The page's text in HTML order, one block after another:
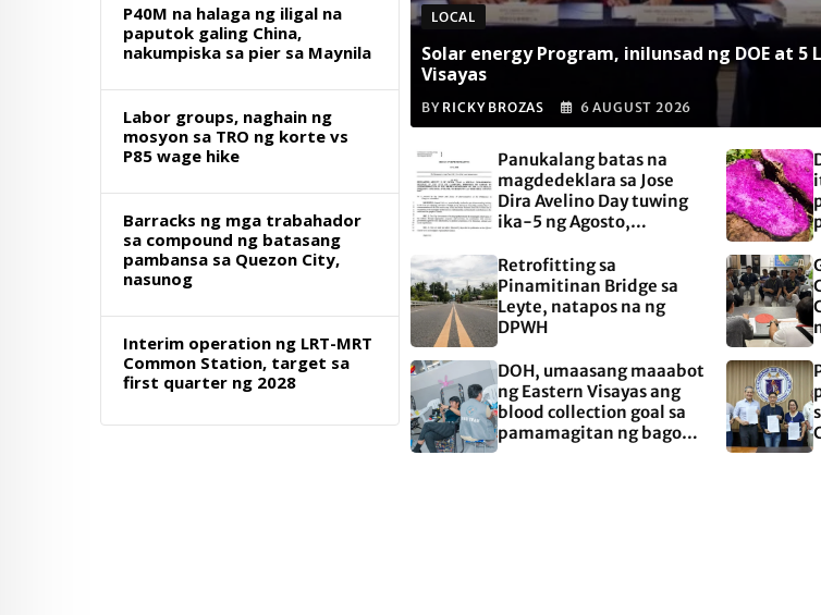
P40M na halaga ng iligal na
paputok galing China,
nakumpiska sa pier sa Maynila
Labor groups, naghain ng
mosyon sa TRO ng korte vs
P85 wage hike
Barracks ng mga trabahador
sa compound ng batasang
pambansa sa Quezon City,
nasunog
Interim operation ng LRT-MRT
Common Station, target sa
first quarter ng 2028
LOCAL
Solar energy Program, inilunsad ng DOE at 5
Visayas
BY RICKY BROZAS 6 AUGUST 2026
Panukalang batas na
magdedeklara sa Jose
Dira Avelino Day tuwing
ika-5 ng Agosto,
Retrofitting sa
Pinamitinan Bridge sa
Leyte, natapos na ng
DPWH
DOH, umaasang maaabot
ng Eastern Visayas ang
blood collection goal sa
pamamagitan ng bagong